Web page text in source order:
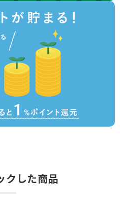
クした商品